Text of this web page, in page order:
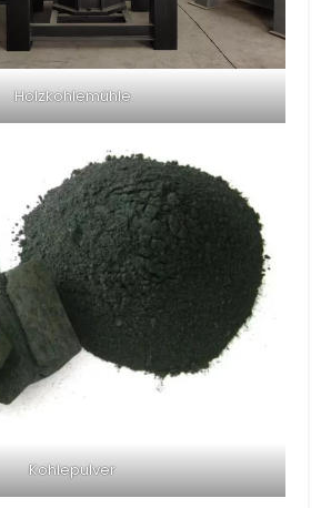
Holzkohlemühle
Kohlepulver